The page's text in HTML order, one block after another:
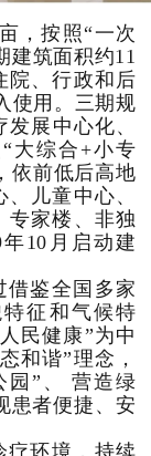
，按照“一次
建筑面积约11
院、行政和后
用。 三期规
展中心化、
大综合+小专
依前低后高地
儿童中心、
专家楼、非独
10月启动建
借鉴全国多家
征和气候特
民健康”为中
和谐”理念，
园”、 营造绿
患者便捷、安
疗环境，持续